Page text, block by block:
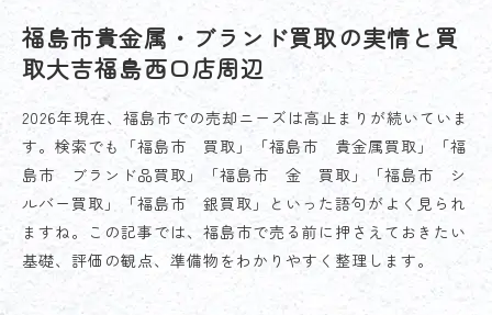
福島市貴金属・ブランド買取の実情と買
取大吉福島西口店周辺
2026年現在、福島市での売却ニーズは高止まりが続いていま
す。検索でも「福島市 買取」「福島市 貴金属買取」「福
島市 ブランド品買取」「福島市 金 買取」「福島市 シ
ルバー買取」「福島市 銀買取」といった語句がよく見られ
ますね。この記事では、福島市で売る前に押さえておきたい
基礎、評価の観点、準備物をわかりやすく整理します。